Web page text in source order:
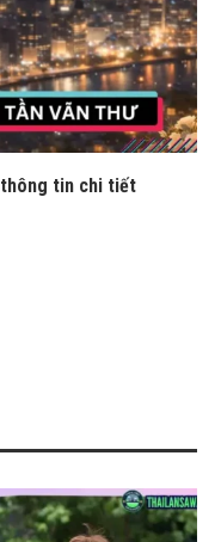
thông tin chi tiết